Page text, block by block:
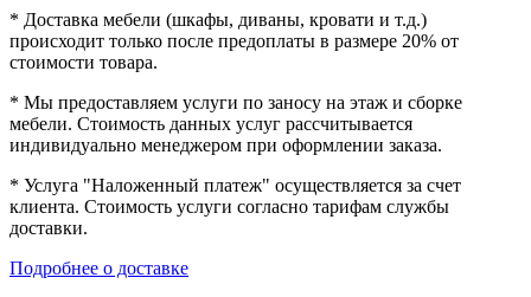
* Доставка мебели (шкафы, диваны, кровати и т.д.)
происходит только после предоплаты в размере 20% от
стоимости товара.
* Мы предоставляем услуги по заносу на этаж и сборке
мебели. Стоимость данных услуг рассчитывается
индивидуально менеджером при оформлении заказа.
* Услуга "Наложенный платеж" осуществляется за счет
клиента. Стоимость услуги согласно тарифам службы
доставки.
Подробнее о доставке